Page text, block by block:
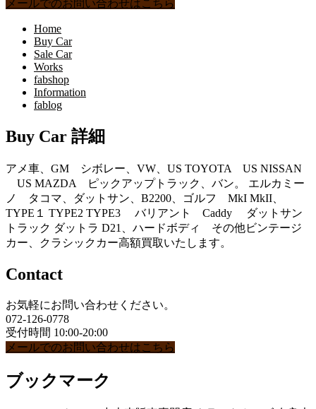
メールでのお問い合わせはこちら
Home
Buy Car
Sale Car
Works
fabshop
Information
fablog
Buy Car 詳細
アメ車、GM シボレー、VW、US TOYOTA US NISSAN
US MAZDA ピックアップトラック、バン。 エルカミー
ノ タコマ、ダットサン、B2200、ゴルフ MkI MkII、
TYPE１ TYPE2 TYPE3 バリアント Caddy ダットサン
トラック ダットラ D21、ハードボディ その他ビンテージ
カー、クラシックカー高額買取いたします。
Contact
お気軽にお問い合わせください。
072-126-0778
受付時間 10:00-20:00
メールでのお問い合わせはこちら
ブックマーク